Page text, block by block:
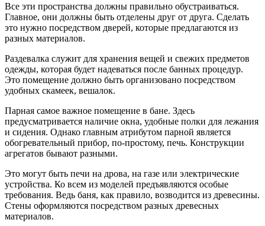
Все эти пространства должны правильно обустраиваться.
Главное, они должны быть отделены друг от друга. Сделать
это нужно посредством дверей, которые предлагаются из
разных материалов.
Раздевалка служит для хранения вещей и свежих предметов
одежды, которая будет надеваться после банных процедур.
Это помещение должно быть организовано посредством
удобных скамеек, вешалок.
Парная самое важное помещение в бане. Здесь
предусматривается наличие окна, удобные полки для лежания
и сидения. Однако главным атрибутом парной является
обогревательный прибор, по-простому, печь. Конструкции
агрегатов бывают разными.
Это могут быть печи на дрова, на газе или электрические
устройства. Ко всем из моделей предъявляются особые
требования. Ведь баня, как правило, возводится из древесины.
Стены оформляются посредством разных древесных
материалов.